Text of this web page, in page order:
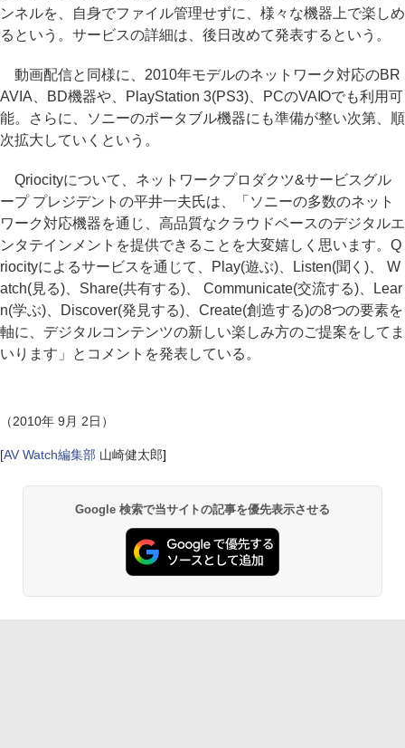
ンネルを、自身でファイル管理せずに、様々な機器上で楽しめ
るという。サービスの詳細は、後日改めて発表するという。
動画配信と同様に、2010年モデルのネットワーク対応のBR
AVIA、BD機器や、PlayStation 3(PS3)、PCのVAIOでも利用可
能。さらに、ソニーのポータブル機器にも準備が整い次第、順
次拡大していくという。
Qriocityについて、ネットワークプロダクツ&サービスグル
ープ プレジデントの平井一夫氏は、「ソニーの多数のネット
ワーク対応機器を通じ、高品質なクラウドベースのデジタルエ
ンタテインメントを提供できることを大変嬉しく思います。Q
riocityによるサービスを通じて、Play(遊ぶ)、Listen(聞く)、 W
atch(見る)、Share(共有する)、 Communicate(交流する)、Lear
n(学ぶ)、Discover(発見する)、Create(創造する)の8つの要素を
軸に、デジタルコンテンツの新しい楽しみ方のご提案をしてま
いります」とコメントを発表している。
（2010年 9月 2日）
[AV Watch編集部 山崎健太郎]
Google 検索で当サイトの記事を優先表示させる